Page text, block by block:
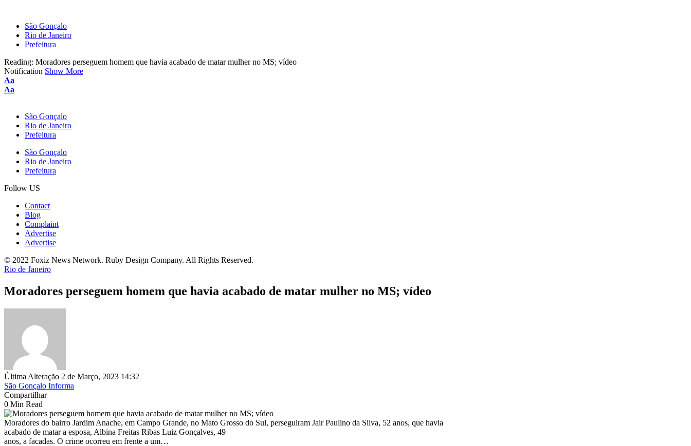
São Gonçalo
Rio de Janeiro
Prefeitura
Reading: Moradores perseguem homem que havia acabado de matar mulher no MS; vídeo
Notification Show More
Aa
Aa
São Gonçalo
Rio de Janeiro
Prefeitura
São Gonçalo
Rio de Janeiro
Prefeitura
Follow US
Contact
Blog
Complaint
Advertise
Advertise
© 2022 Foxiz News Network. Ruby Design Company. All Rights Reserved.
Rio de Janeiro
Moradores perseguem homem que havia acabado de matar mulher no MS; vídeo
Última Alteração 2 de Março, 2023 14:32
São Gonçalo Informa
Compartilhar
0 Min Read
Moradores do bairro Jardim Anache, em Campo Grande, no Mato Grosso do Sul, perseguiram Jair Paulino da Silva, 52 anos, que havia
acabado de matar a esposa, Albina Freitas Ribas Luiz Gonçalves, 49
anos, a facadas. O crime ocorreu em frente a um…